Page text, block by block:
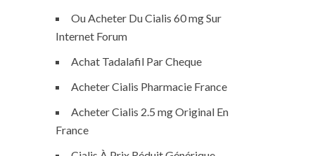
Ou Acheter Du Cialis 60 mg Sur
Internet Forum
Achat Tadalafil Par Cheque
Acheter Cialis Pharmacie France
Acheter Cialis 2.5 mg Original En
France